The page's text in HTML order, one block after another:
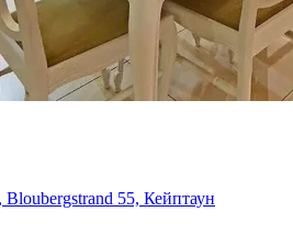
55, Кейптаун